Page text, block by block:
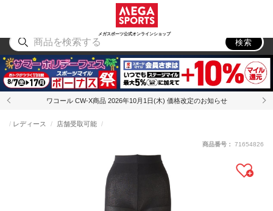
メガスポーツ公式オンラインショップ
アウトドア
検索
ワコール CW-X商品 2026年10月1日(木) 価格改定のお知らせ
レディース 店舗受取可能
商品番号： 71654826